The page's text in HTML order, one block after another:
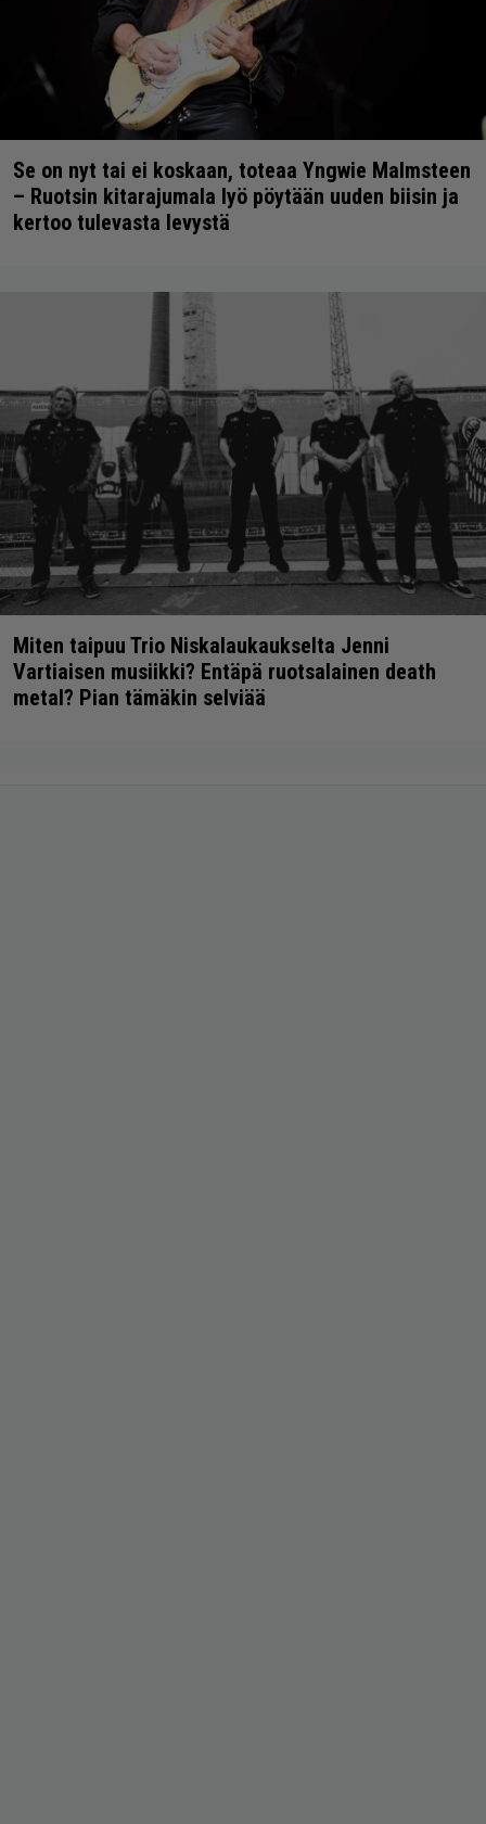
Se on nyt tai ei koskaan, toteaa Yngwie Malmsteen
– Ruotsin kitarajumala lyö pöytään uuden biisin ja
kertoo tulevasta levystä
Miten taipuu Trio Niskalaukaukselta Jenni
Vartiaisen musiikki? Entäpä ruotsalainen death
metal? Pian tämäkin selviää